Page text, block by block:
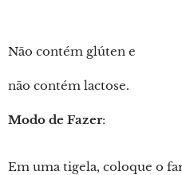
Não contém glúten e
não contém lactose.
Modo de Fazer:
Em uma tigela, coloque o